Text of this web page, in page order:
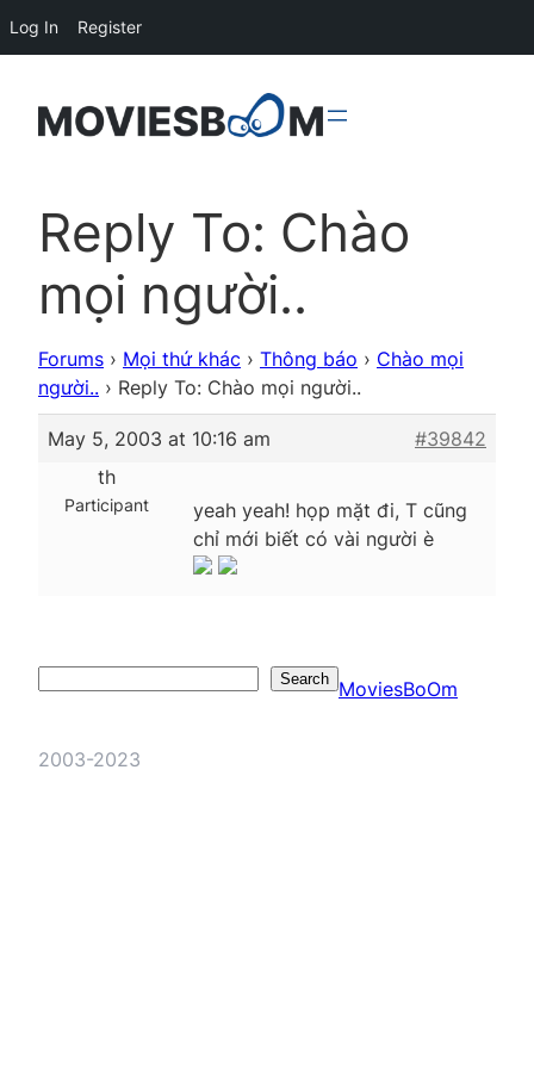
Reply To: Chào
mọi người..
Forums › Mọi thứ khác › Thông báo › Chào mọi
người.. › Reply To: Chào mọi người..
May 5, 2003 at 10:16 am
#39842
th
Participant
yeah yeah! họp mặt đi, T cũng
chỉ mới biết có vài người è
Search MoviesBoOm
2003-2023
Log In Register